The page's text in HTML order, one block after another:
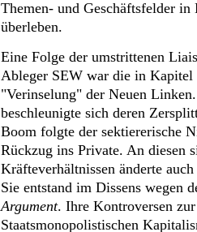
Themen- und Geschäftsfelder
überleben.
Eine Folge der umstrittenen
Ableger SEW war die in
"Verinselung" der Neuen
beschleunigte sich deren
Boom folgte der sektiererische
Rückzug ins Private. An diesen
Kräfteverhältnissen änderte
Sie entstand im Dissens wegen
Argument. Ihre Kontroversen
Staatsmonopolistischen